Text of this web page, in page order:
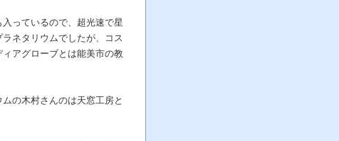
っているので、超光速で星
ネタリウムでしたが、コス
アグローブとは能美市の教
の木村さんのは天窓工房と